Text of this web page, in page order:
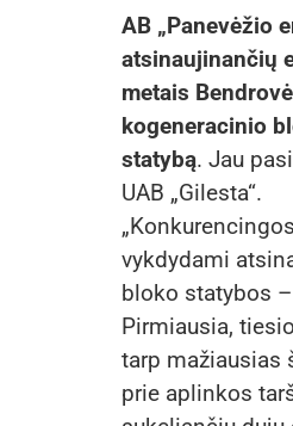
AB „Panevėžio
atsinaujinančių
metais
kogeneracinio
statybą. Jau
UAB „Gilesta“.
vykdydami
bloko statybos
Pirmiausia,
tarp mažiausias
prie aplinkos